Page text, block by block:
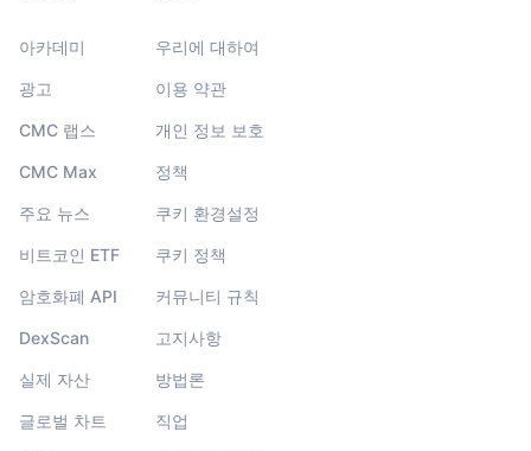
아카데미
광고
CMC 랩스
CMC Max
주요 뉴스
비트코인 ETF
암호화폐 API
DexScan
실제 자산
글로벌 차트
우리에 대하여
이용 약관
개인 정보 보호
정책
쿠키 환경설정
쿠키 정책
커뮤니티 규칙
고지사항
방법론
직업